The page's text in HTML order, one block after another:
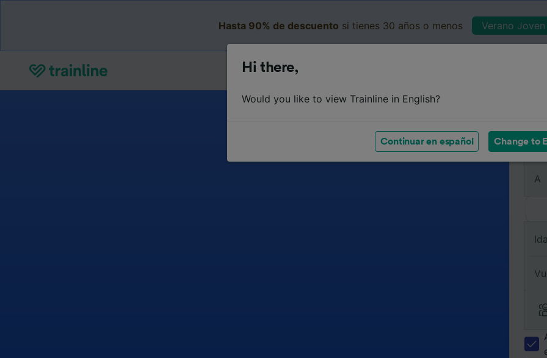
Hasta 90% de descuento si tienes 30 años o menos Verano
De
A
Hi there,
Would you like to view Trainline in English?
Continuar en español Change to